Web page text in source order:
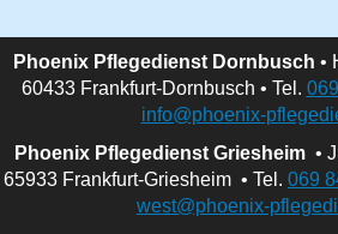
Phoenix Pflegedienst Dornbusch •
60433 Frankfurt-Dornbusch • Tel.
info@phoenix-
Phoenix Pflegedienst Griesheim •
65933 Frankfurt-Griesheim • Tel. 069
west@phoenix-